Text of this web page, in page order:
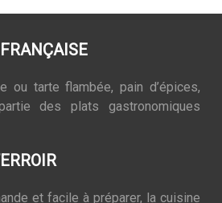
ou tarte flambée, pain d’épices,
des plats gastronomiques
et facile à préparer, la cuisine